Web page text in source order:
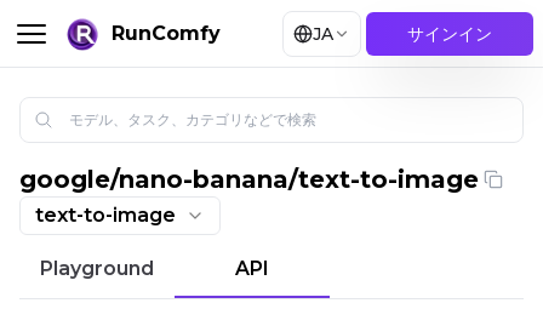
RunComfy JA サインイン
nano banana: Google AIで創造する | テキストから画像へ
google/nano-banana/text-to-image
text-to-image
Playground API